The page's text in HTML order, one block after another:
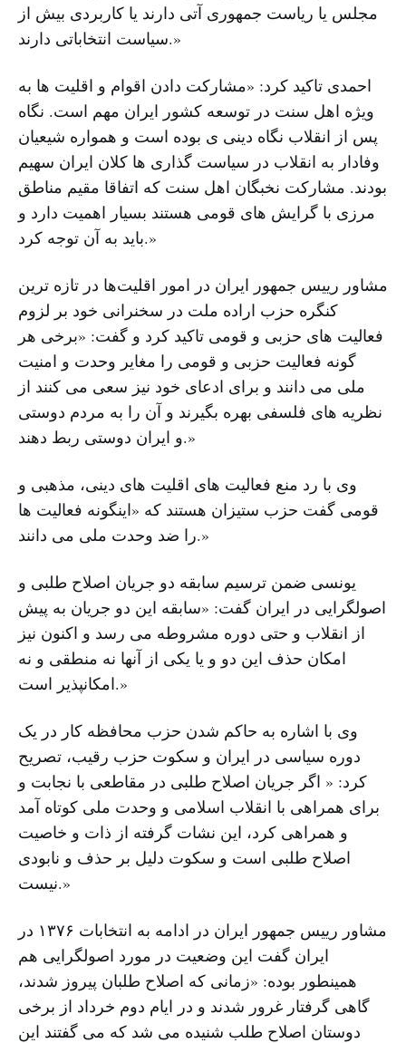
مجلس یا ریاست جمهوری آتی دارند یا کاربردی بیش از
سیاست انتخاباتی دارند.»
احمدی تاکید کرد: «مشارکت دادن اقوام و اقلیت ها به
ویژه اهل سنت در توسعه کشور ایران مهم است. نگاه
پس از انقلاب نگاه دینی ی بوده است و همواره شیعیان
وفادار به انقلاب در سیاست گذاری ها کلان ایران سهیم
بودند. مشارکت نخبگان اهل سنت که اتفاقا مقیم مناطق
مرزی با گرایش های قومی هستند بسیار اهمیت دارد و
باید به آن توجه کرد.»
مشاور رییس‌ جمهور ایران در امور اقلیت‌ها در تازه ترین
کنگره حزب اراده ملت در سخنرانی خود بر لزوم
فعالیت های حزبی و قومی تاکید کرد و گفت: «برخی هر
گونه فعالیت حزبی و قومی را مغایر وحدت و امنیت
ملی می دانند و برای ادعای خود نیز سعی می کنند از
نظریه های فلسفی بهره بگیرند و آن را به مردم دوستی
و ایران دوستی ربط دهند.»
وی با رد منع فعالیت های اقلیت های دینی، مذهبی و
قومی گفت حزب ستیزان هستند که «اینگونه فعالیت ها
را ضد وحدت ملی می دانند.»
یونسی ضمن ترسیم سابقه دو جریان اصلاح طلبی و
اصولگرایی در ایران گفت: «سابقه این دو جریان به پیش
از انقلاب و حتی دوره مشروطه می رسد و اکنون نیز
امکان حذف این دو و یا یکی از آنها نه منطقی و نه
امکانپذیر است.»
وی با اشاره به حاکم شدن حزب محافظه کار در یک
دوره سیاسی در ایران و سکوت حزب رقیب، تصریح
کرد: « اگر جریان اصلاح طلبی در مقاطعی با نجابت و
برای همراهی با انقلاب اسلامی و وحدت ملی کوتاه آمد
و همراهی کرد، این نشات گرفته از ذات و خاصیت
اصلاح طلبی است و سکوت دلیل بر حذف و نابودی
نیست.»
مشاور رییس جمهور ایران در ادامه به انتخابات ۱۳۷۶ در
ایران گفت این وضعیت در مورد اصولگرایی هم
همینطور بوده: «زمانی که اصلاح طلبان پیروز شدند،
گاهی گرفتار غرور شدند و در ایام دوم خرداد از برخی
دوستان اصلاح طلب شنیده می شد که می گفتند این